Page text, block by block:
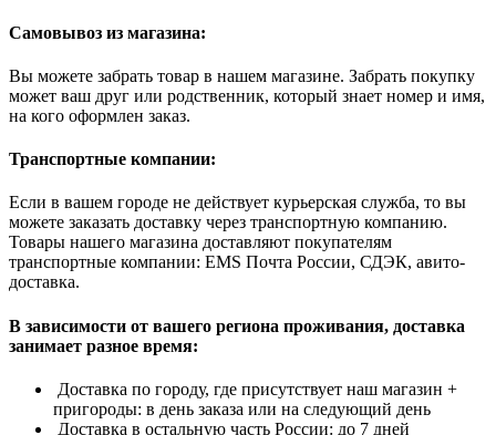
Самовывоз из магазина:
Вы можете забрать товар в нашем магазине. Забрать покупку
может ваш друг или родственник, который знает номер и имя,
на кого оформлен заказ.
Транспортные компании:
Если в вашем городе не действует курьерская служба, то вы
можете заказать доставку через транспортную компанию.
Товары нашего магазина доставляют покупателям
транспортные компании: EMS Почта России, СДЭК, авито-
доставка.
В зависимости от вашего региона проживания, доставка
занимает разное время:
Доставка по городу, где присутствует наш магазин +
пригороды: в день заказа или на следующий день
Доставка в остальную часть России: до 7 дней